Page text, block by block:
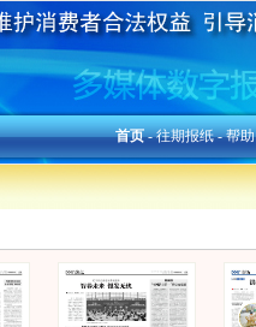
首页-往期报纸-帮助